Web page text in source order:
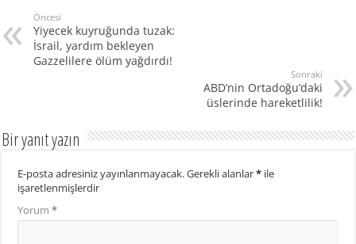
Öncesi
Yiyecek kuyruğunda tuzak:
İsrail, yardım bekleyen
Gazzelilere ölüm yağdırdı!
Sonraki
ABD’nin Ortadoğu’daki
üslerinde hareketlilik!
Bir yanıt yazın
E-posta adresiniz yayınlanmayacak.Gerekli alanlar* ile
işaretlenmişlerdir
Yorum*